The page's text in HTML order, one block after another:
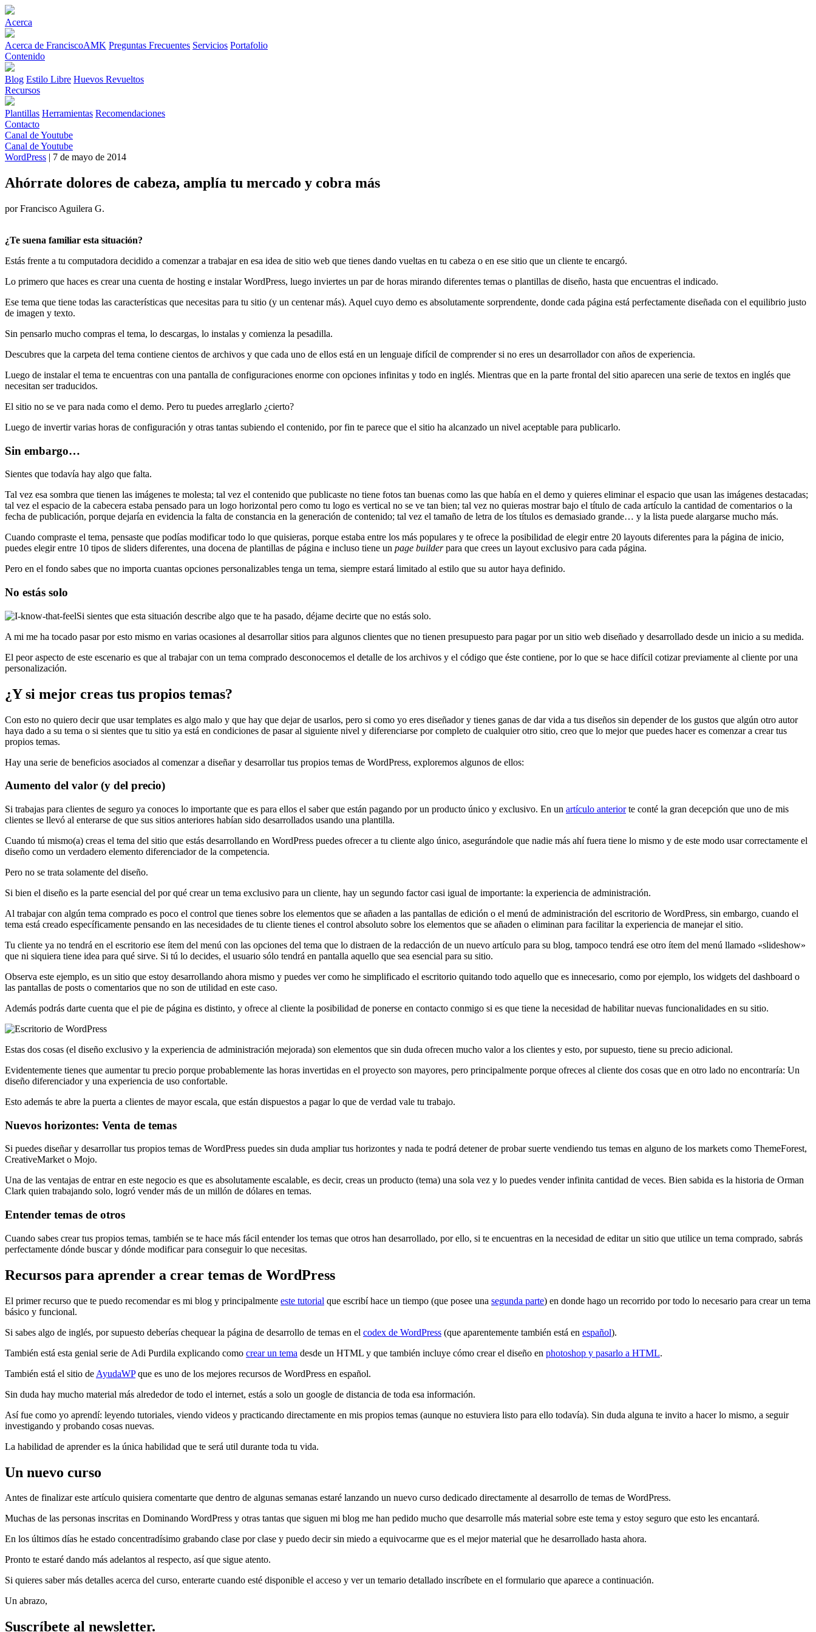
Acerca
Acerca de FranciscoAMK Preguntas Frecuentes Servicios Portafolio
Contenido
Blog Estilo Libre Huevos Revueltos
Recursos
Plantillas Herramientas Recomendaciones
Contacto
Canal de Youtube
Canal de Youtube
WordPress | 7 de mayo de 2014
Ahórrate dolores de cabeza, amplía tu mercado y cobra más
por Francisco Aguilera G.
¿Te suena familiar esta situación?
Estás frente a tu computadora decidido a comenzar a trabajar en esa idea de sitio web que tienes dando vueltas en tu cabeza o en ese sitio que un cliente te encargó.
Lo primero que haces es crear una cuenta de hosting e instalar WordPress, luego inviertes un par de horas mirando diferentes temas o plantillas de diseño, hasta que encuentras el indicado.
Ese tema que tiene todas las características que necesitas para tu sitio (y un centenar más). Aquel cuyo demo es absolutamente sorprendente, donde cada página está perfectamente diseñada con el equilibrio justo
de imagen y texto.
Sin pensarlo mucho compras el tema, lo descargas, lo instalas y comienza la pesadilla.
Descubres que la carpeta del tema contiene cientos de archivos y que cada uno de ellos está en un lenguaje difícil de comprender si no eres un desarrollador con años de experiencia.
Luego de instalar el tema te encuentras con una pantalla de configuraciones enorme con opciones infinitas y todo en inglés. Mientras que en la parte frontal del sitio aparecen una serie de textos en inglés que
necesitan ser traducidos.
El sitio no se ve para nada como el demo. Pero tu puedes arreglarlo ¿cierto?
Luego de invertir varias horas de configuración y otras tantas subiendo el contenido, por fin te parece que el sitio ha alcanzado un nivel aceptable para publicarlo.
Sin embargo…
Sientes que todavía hay algo que falta.
Tal vez esa sombra que tienen las imágenes te molesta; tal vez el contenido que publicaste no tiene fotos tan buenas como las que había en el demo y quieres eliminar el espacio que usan las imágenes destacadas;
tal vez el espacio de la cabecera estaba pensado para un logo horizontal pero como tu logo es vertical no se ve tan bien; tal vez no quieras mostrar bajo el título de cada artículo la cantidad de comentarios o la
fecha de publicación, porque dejaría en evidencia la falta de constancia en la generación de contenido; tal vez el tamaño de letra de los títulos es demasiado grande… y la lista puede alargarse mucho más.
Cuando compraste el tema, pensaste que podías modificar todo lo que quisieras, porque estaba entre los más populares y te ofrece la posibilidad de elegir entre 20 layouts diferentes para la página de inicio,
puedes elegir entre 10 tipos de sliders diferentes, una docena de plantillas de página e incluso tiene un page builderpara que crees un layout exclusivo para cada página.
Pero en el fondo sabes que no importa cuantas opciones personalizables tenga un tema, siempre estará limitado al estilo que su autor haya definido.
No estás solo
Si sientes que esta situación describe algo que te ha pasado, déjame decirte que no estás solo.
A mi me ha tocado pasar por esto mismo en varias ocasiones al desarrollar sitios para algunos clientes que no tienen presupuesto para pagar por un sitio web diseñado y desarrollado desde un inicio a su medida.
El peor aspecto de este escenario es que al trabajar con un tema comprado desconocemos el detalle de los archivos y el código que éste contiene, por lo que se hace difícil cotizar previamente al cliente por una
personalización.
¿Y si mejor creas tus propios temas?
Con esto no quiero decir que usar templates es algo malo y que hay que dejar de usarlos, pero si como yo eres diseñador y tienes ganas de dar vida a tus diseños sin depender de los gustos que algún otro autor
haya dado a su tema o si sientes que tu sitio ya está en condiciones de pasar al siguiente nivel y diferenciarse por completo de cualquier otro sitio, creo que lo mejor que puedes hacer es comenzar a crear tus
propios temas.
Hay una serie de beneficios asociados al comenzar a diseñar y desarrollar tus propios temas de WordPress, exploremos algunos de ellos:
Aumento del valor (y del precio)
Si trabajas para clientes de seguro ya conoces lo importante que es para ellos el saber que están pagando por un producto único y exclusivo. En un artículo anteriorte conté la gran decepción que uno de mis
clientes se llevó al enterarse de que sus sitios anteriores habían sido desarrollados usando una plantilla.
Cuando tú mismo(a) creas el tema del sitio que estás desarrollando en WordPress puedes ofrecer a tu cliente algo único, asegurándole que nadie más ahí fuera tiene lo mismo y de este modo usar correctamente el
diseño como un verdadero elemento diferenciador de la competencia.
Pero no se trata solamente del diseño.
Si bien el diseño es la parte esencial del por qué crear un tema exclusivo para un cliente, hay un segundo factor casi igual de importante: la experiencia de administración.
Al trabajar con algún tema comprado es poco el control que tienes sobre los elementos que se añaden a las pantallas de edición o el menú de administración del escritorio de WordPress, sin embargo, cuando el
tema está creado específicamente pensando en las necesidades de tu cliente tienes el control absoluto sobre los elementos que se añaden o eliminan para facilitar la experiencia de manejar el sitio.
Tu cliente ya no tendrá en el escritorio ese ítem del menú con las opciones del tema que lo distraen de la redacción de un nuevo artículo para su blog, tampoco tendrá ese otro ítem del menú llamado «slideshow»
que ni siquiera tiene idea para qué sirve. Si tú lo decides, el usuario sólo tendrá en pantalla aquello que sea esencial para su sitio.
Observa este ejemplo, es un sitio que estoy desarrollando ahora mismo y puedes ver como he simplificado el escritorio quitando todo aquello que es innecesario, como por ejemplo, los widgets del dashboard o
las pantallas de posts o comentarios que no son de utilidad en este caso.
Además podrás darte cuenta que el pie de página es distinto, y ofrece al cliente la posibilidad de ponerse en contacto conmigo si es que tiene la necesidad de habilitar nuevas funcionalidades en su sitio.
Estas dos cosas (el diseño exclusivo y la experiencia de administración mejorada) son elementos que sin duda ofrecen mucho valor a los clientes y esto, por supuesto, tiene su precio adicional.
Evidentemente tienes que aumentar tu precio porque probablemente las horas invertidas en el proyecto son mayores, pero principalmente porque ofreces al cliente dos cosas que en otro lado no encontraría: Un
diseño diferenciador y una experiencia de uso confortable.
Esto además te abre la puerta a clientes de mayor escala, que están dispuestos a pagar lo que de verdad vale tu trabajo.
Nuevos horizontes: Venta de temas
Si puedes diseñar y desarrollar tus propios temas de WordPress puedes sin duda ampliar tus horizontes y nada te podrá detener de probar suerte vendiendo tus temas en alguno de los markets como ThemeForest,
CreativeMarket o Mojo.
Una de las ventajas de entrar en este negocio es que es absolutamente escalable, es decir, creas un producto (tema) una sola vez y lo puedes vender infinita cantidad de veces. Bien sabida es la historia de Orman
Clark quien trabajando solo, logró vender más de un millón de dólares en temas.
Entender temas de otros
Cuando sabes crear tus propios temas, también se te hace más fácil entender los temas que otros han desarrollado, por ello, si te encuentras en la necesidad de editar un sitio que utilice un tema comprado, sabrás
perfectamente dónde buscar y dónde modificar para conseguir lo que necesitas.
Recursos para aprender a crear temas de WordPress
El primer recurso que te puedo recomendar es mi blog y principalmente este tutorial que escribí hace un tiempo (que posee una segunda parte) en donde hago un recorrido por todo lo necesario para crear un tema
básico y funcional.
Si sabes algo de inglés, por supuesto deberías chequear la página de desarrollo de temas en el codex de WordPress (que aparentemente también está en español).
También está esta genial serie de Adi Purdila explicando como crear un tema desde un HTML y que también incluye cómo crear el diseño en photoshop y pasarlo a HTML.
También está el sitio de AyudaWPque es uno de los mejores recursos de WordPress en español.
Sin duda hay mucho material más alrededor de todo el internet, estás a solo un google de distancia de toda esa información.
Así fue como yo aprendí: leyendo tutoriales, viendo videos y practicando directamente en mis propios temas (aunque no estuviera listo para ello todavía). Sin duda alguna te invito a hacer lo mismo, a seguir
investigando y probando cosas nuevas.
La habilidad de aprender es la única habilidad que te será util durante toda tu vida.
Un nuevo curso
Antes de finalizar este artículo quisiera comentarte que dentro de algunas semanas estaré lanzando un nuevo curso dedicado directamente al desarrollo de temas de WordPress.
Muchas de las personas inscritas en Dominando WordPress y otras tantas que siguen mi blog me han pedido mucho que desarrolle más material sobre este tema y estoy seguro que esto les encantará.
En los últimos días he estado concentradísimo grabando clase por clase y puedo decir sin miedo a equivocarme que es el mejor material que he desarrollado hasta ahora.
Pronto te estaré dando más adelantos al respecto, así que sigue atento.
Si quieres saber más detalles acerca del curso, enterarte cuando esté disponible el acceso y ver un temario detallado inscríbete en el formulario que aparece a continuación.
Un abrazo,
Suscríbete al newsletter.